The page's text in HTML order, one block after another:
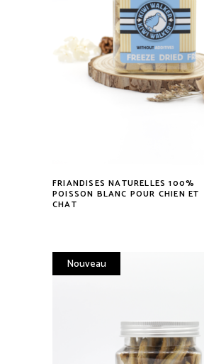
FRIANDISES NATURELLES 100%
POISSON BLANC POUR CHIEN ET
CHAT
Nouveau